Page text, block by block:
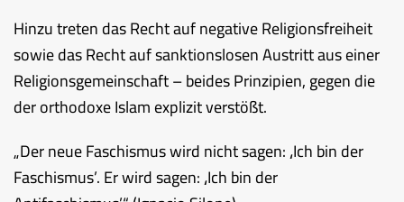
Hinzu treten das Recht auf negative Religionsfreiheit
sowie das Recht auf sanktionslosen Austritt aus einer
Religionsgemeinschaft – beides Prinzipien, gegen die
der orthodoxe Islam explizit verstößt.
„Der neue Faschismus wird nicht sagen: ‚Ich bin der
Faschismus’. Er wird sagen: ‚Ich bin der